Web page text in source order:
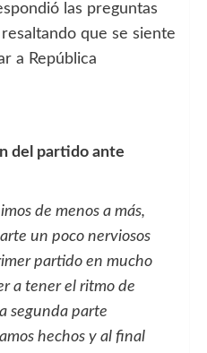
las preguntas
que se siente
a República
del partido ante
de menos a más,
un poco nerviosos
partido en mucho
a tener el ritmo de
segunda parte
hechos y al final